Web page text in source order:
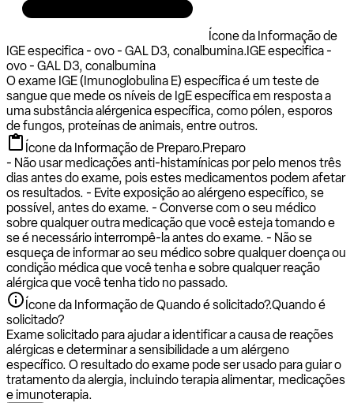
Ícone da Informação de
IGE especifica - ovo - GAL D3, conalbumina.IGE especifica -
ovo - GAL D3, conalbumina
O exame IGE (Imunoglobulina E) específica é um teste de
sangue que mede os níveis de IgE específica em resposta a
uma substância alérgenica específica, como pólen, esporos
de fungos, proteínas de animais, entre outros.
Ícone da Informação de Preparo.Preparo
- Não usar medicações anti-histamínicas por pelo menos três
dias antes do exame, pois estes medicamentos podem afetar
os resultados. - Evite exposição ao alérgeno específico, se
possível, antes do exame. - Converse com o seu médico
sobre qualquer outra medicação que você esteja tomando e
se é necessário interrompê-la antes do exame. - Não se
esqueça de informar ao seu médico sobre qualquer doença ou
condição médica que você tenha e sobre qualquer reação
alérgica que você tenha tido no passado.
Ícone da Informação de Quando é solicitado?.Quando é
solicitado?
Exame solicitado para ajudar a identificar a causa de reações
alérgicas e determinar a sensibilidade a um alérgeno
específico. O resultado do exame pode ser usado para guiar o
tratamento da alergia, incluindo terapia alimentar, medicações
e imunoterapia.